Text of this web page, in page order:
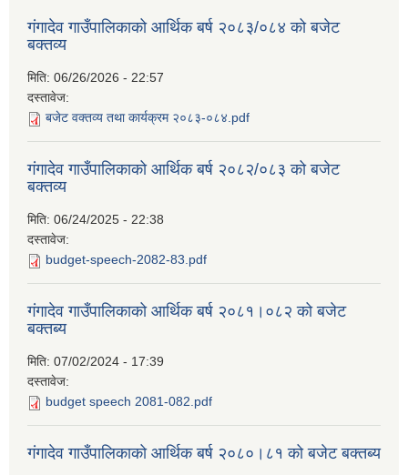
गंगादेव गाउँपालिकाको आर्थिक बर्ष २०८३/०८४ को बजेट
बक्तव्य
मिति: 06/26/2026 - 22:57
दस्तावेज:
बजेट वक्तव्य तथा कार्यक्रम २०८३-०८४.pdf
गंगादेव गाउँपालिकाको आर्थिक बर्ष २०८२/०८३ को बजेट
बक्तव्य
मिति: 06/24/2025 - 22:38
दस्तावेज:
budget-speech-2082-83.pdf
गंगादेव गाउँपालिकाको आर्थिक बर्ष २०८१।०८२ को बजेट
बक्तब्य
मिति: 07/02/2024 - 17:39
दस्तावेज:
budget speech 2081-082.pdf
गंगादेव गाउँपालिकाको आर्थिक बर्ष २०८०।८१ को बजेट बक्तब्य